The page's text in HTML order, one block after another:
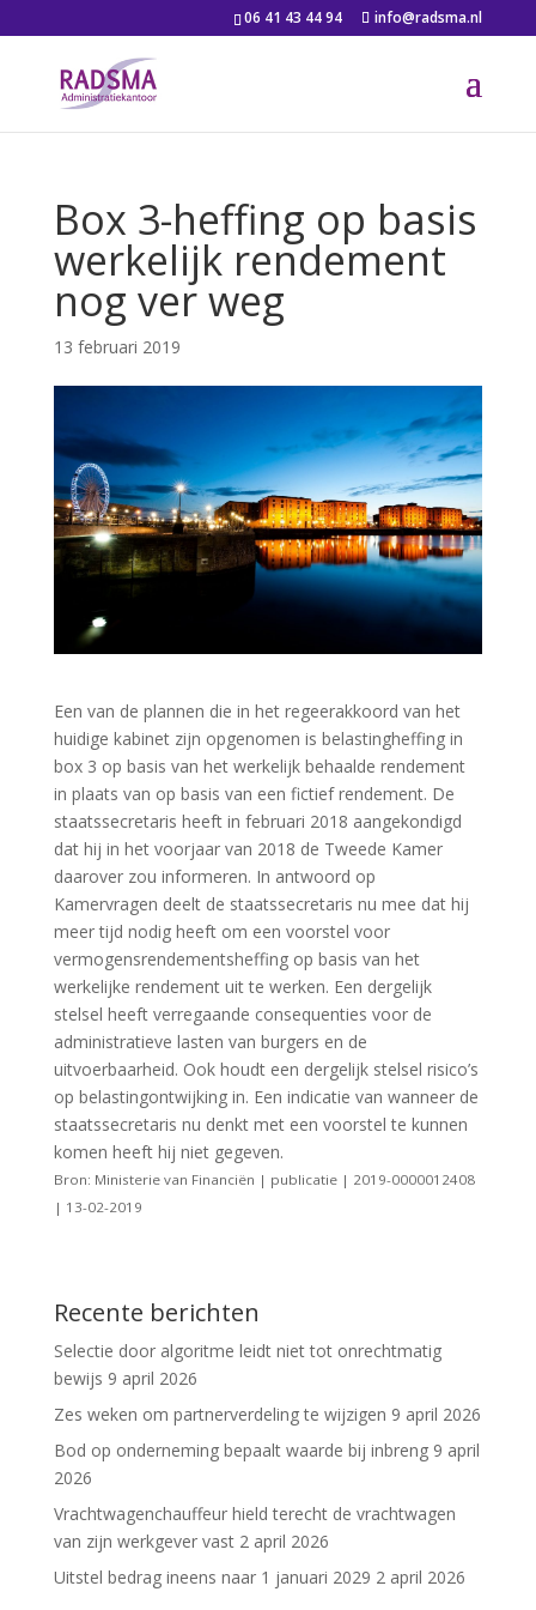
06 41 43 44 94 info@radsma.nl
Box 3-heffing op basis
werkelijk rendement
nog ver weg
13 februari 2019
Een van de plannen die in het regeerakkoord van het
huidige kabinet zijn opgenomen is belastingheffing in
box 3 op basis van het werkelijk behaalde rendement
in plaats van op basis van een fictief rendement. De
staatssecretaris heeft in februari 2018 aangekondigd
dat hij in het voorjaar van 2018 de Tweede Kamer
daarover zou informeren. In antwoord op
Kamervragen deelt de staatssecretaris nu mee dat hij
meer tijd nodig heeft om een voorstel voor
vermogensrendementsheffing op basis van het
werkelijke rendement uit te werken. Een dergelijk
stelsel heeft verregaande consequenties voor de
administratieve lasten van burgers en de
uitvoerbaarheid. Ook houdt een dergelijk stelsel risico’s
op belastingontwijking in. Een indicatie van wanneer de
staatssecretaris nu denkt met een voorstel te kunnen
komen heeft hij niet gegeven.
Bron: Ministerie van Financiën | publicatie | 2019-0000012408
| 13-02-2019
Recente berichten
Selectie door algoritme leidt niet tot onrechtmatig
bewijs 9 april 2026
Zes weken om partnerverdeling te wijzigen 9 april 2026
Bod op onderneming bepaalt waarde bij inbreng 9 april
2026
Vrachtwagenchauffeur hield terecht de vrachtwagen
van zijn werkgever vast 2 april 2026
Uitstel bedrag ineens naar 1 januari 2029 2 april 2026